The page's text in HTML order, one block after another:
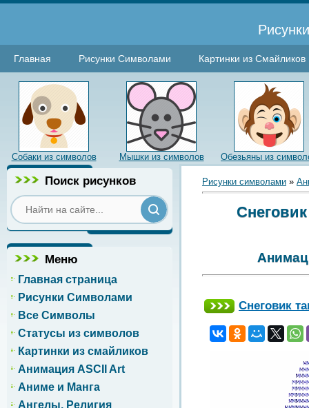
Главная Рисунки Символами Картинки из Смайликов
Собаки из символов Мышки из символов Обезьяны из
Поиск рисунков
Меню
Главная страница
Рисунки Символами
Все Символы
Статусы из символов
Картинки из смайликов
Анимация ASCII Art
Аниме и Манга
Ангелы, Религия
Рисунки символами »
Снеговик